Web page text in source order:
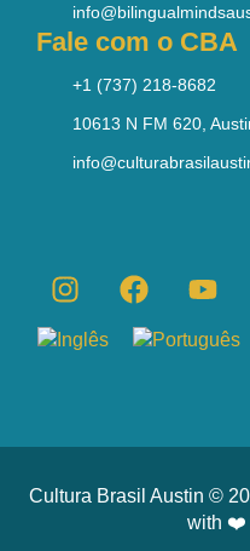
Fale com o CBA
+1 (737) 218-8682
10613 N FM 620,
Cultura Brasil Austin ©
with ❤️